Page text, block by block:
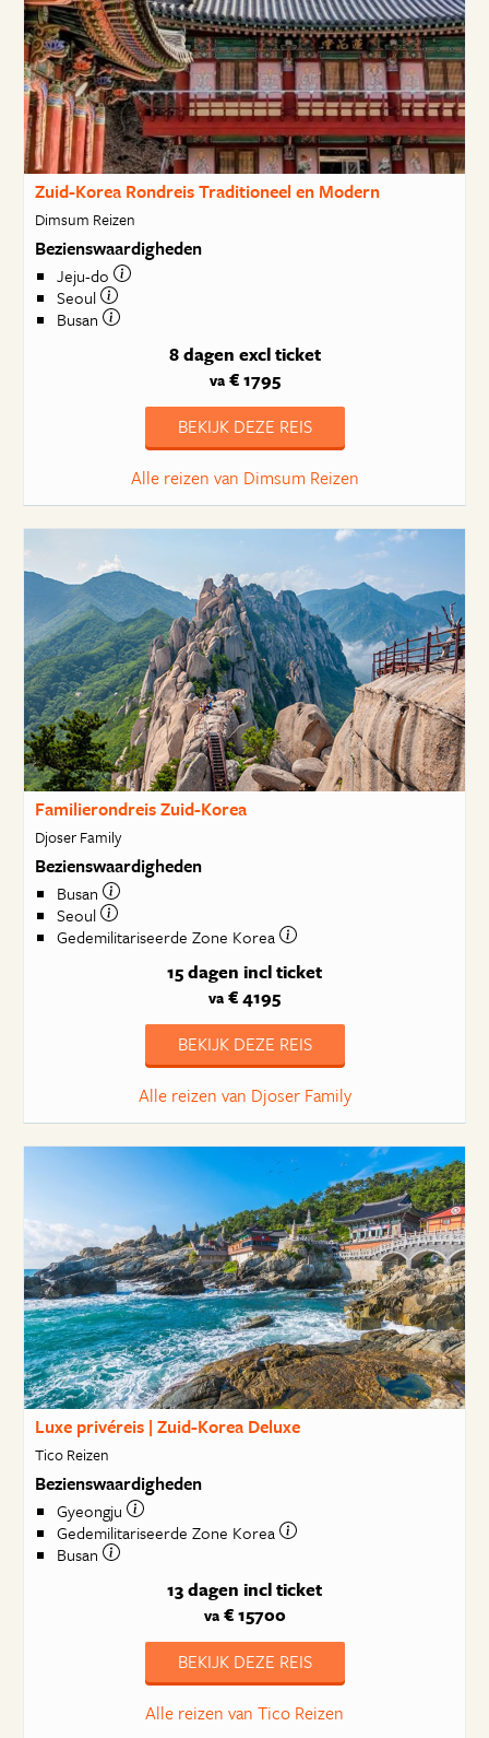
Zuid-Korea Rondreis Traditioneel en Modern
Dimsum Reizen
Bezienswaardigheden
Jeju-do
Seoul
Busan
8 dagen excl ticket
va€ 1795
BEKIJK DEZE REIS
Alle reizen van Dimsum Reizen
Familierondreis Zuid-Korea
Djoser Family
Bezienswaardigheden
Busan
Seoul
Gedemilitariseerde Zone Korea
15 dagen incl ticket
va € 4195
BEKIJK DEZE REIS
Alle reizen van Djoser Family
Luxe privéreis | Zuid-Korea Deluxe
Tico Reizen
Bezienswaardigheden
Gyeongju
Gedemilitariseerde Zone Korea
Busan
13 dagen incl ticket
va€ 15700
BEKIJK DEZE REIS
Alle reizen van Tico Reizen